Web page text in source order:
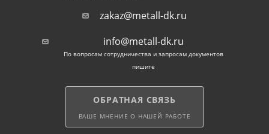
zakaz@metall-dk.ru
info@metall-dk.ru
По вопросам сотрудничества и запросам документов
пишите
ОБРАТНАЯ СВЯЗЬ
ВАШЕ МНЕНИЕ О НАШЕЙ РАБОТЕ